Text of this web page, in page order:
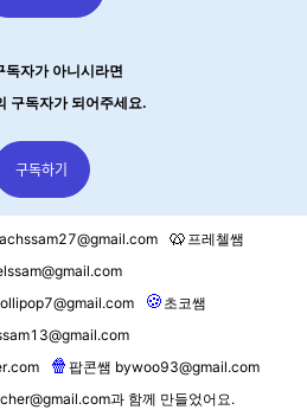
독자가 아니시라면
구독자가 되어주세요.
구독하기
🥨 프레첼쌤
🍪 초코쌤
🍿 팝콘쌤 bywoo93@gmail.com
과 함께 만들었어요.